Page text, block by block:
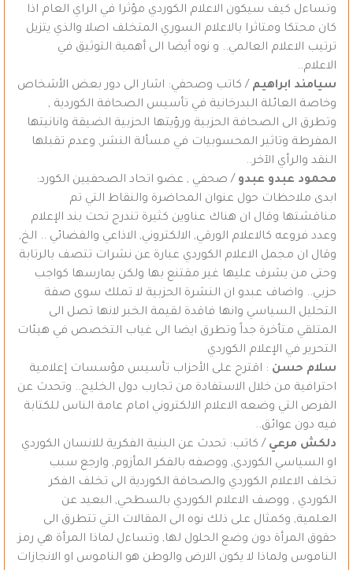
وتساءل كيف سيكون الاعلام الكوردي مؤثرا في الراي العام اذا
كان محتكا ومتاثرا بالاعلام السوري المتخلف اصلا والذي يتزيل
ترتيب الاعلام العالمي.. و نوه أيضا الى أهمية التوثيق في
الاعلام..
سيامند ابراهيم / كاتب وصحفي: اشار الى دور بعض الأشخاص
وخاصة العائلة البدرخانية في تأسيس الصحافة الكوردية ,
وتطرق الى الصحافة الحزبية ورؤيتها الحزبية الضيقة وانانيتها
المفرطة وتاثير المحسوبيات في مسألة النشر, وعدم تقبلها
النقد والرأي الآخر..
محمود عبدو عبدو / صحفي , عضو اتحاد الصحفيين الكورد:
ابدى ملاحظات حول عنوان المحاضرة والنقاط التي تم
مناقشتها وقال ان هناك عناوين كثيرة تندرج تحت بند الإعلام
وعدد فروعه كالاعلام الورقي, الالكتروني, الاذاعي والفضائي .. الخ,
وقال ان مجمل الاعلام الكوردي عبارة عن نشرات تتصف بالرتابة
وحتى من يشرف عليها غير مقتنع بها ولكن يمارسها كواجب
حزبي.. واضاف عبدو ان النشرة الحزبية لا تملك سوى صفة
التحليل السياسي وانها فاقدة لقيمة الخبر لانها تصل الى
المتلقي متأخرة جداً وتطرق ايضا الى غياب التخصص في هيئات
التحرير في الإعلام الكوردي
سلام حسن : اقترح على الأحزاب تأسيس مؤسسات إعلامية
احترافية من خلال الاستفادة من تجارب دول الخليج.. وتحدث عن
الفرص التي وضعه الاعلام الالكتروني امام عامة الناس للكتابة
فيه دون عوائق..
دلكش مرعي / كاتب: تحدث عن البنية الفكرية للانسان الكوردي
او السياسي الكوردي, ووصفه بالفكر المأزوم, وارجع سبب
تخلف الاعلام الكوردي والصحافة الكوردية الى تخلف الفكر
الكوردي , ووصف الاعلام الكوردي بالسطحي, البعيد عن
العلمية, وكمثال على ذلك نوه الى المقالات التي تتطرق الى
حقوق المرأة دون وضع الحلول لها, وتساءل لماذا المرأة هي رمز
الناموس ولماذا لا يكون الارض والوطن هو الناموس او الانجازات